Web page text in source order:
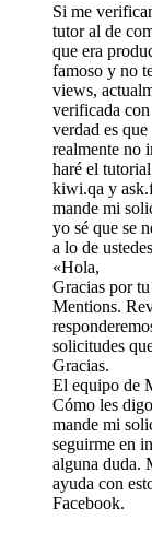
Si me
tutor al de
que era
famoso y no
views,
verificada
verdad es
realmente no
haré el
kiwi.qa y
mande mi
yo sé que se
a lo de
«Hola,
Gracias por
Mentions.
solicitudes
Gracias.
El equipo de
Cómo les
mande mi
seguirme en
alguna duda.
ayuda con
Facebook.